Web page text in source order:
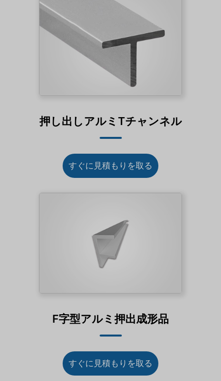
押し出しアルミTチャンネル
すぐに見積もりを取る
F字型アルミ押出成形品
すぐに見積もりを取る